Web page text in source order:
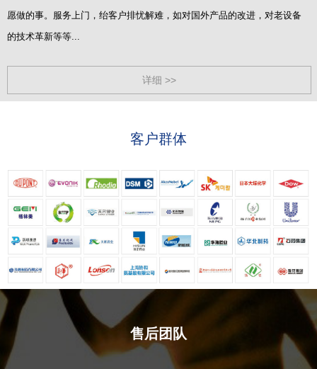
愿做的事。服务上门，绐客户排忧解难，如对国外产品的改进，对老设备
的技术革新等等...
详细 >>
客户群体
售后团队